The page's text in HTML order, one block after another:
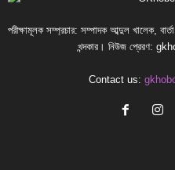
পরীক্ষামূলক সম্প্রচার: সম্পাদক আব্দুল খালেক,
খন্দকার। নিউজ প্রেরণ:
Contact us: